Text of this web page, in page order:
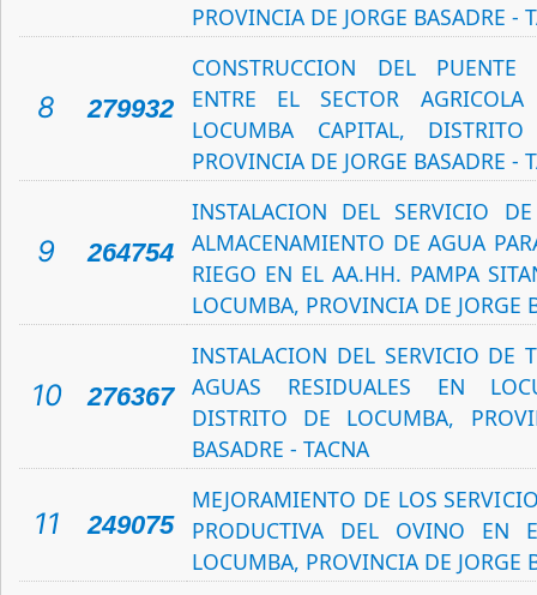
PROVINCIA DE JORGE BASADRE -
8 279932
CONSTRUCCION DEL PUENTE
ENTRE EL SECTOR
LOCUMBA CAPITAL,
PROVINCIA DE JORGE BASADRE -
9 264754
INSTALACION DEL SERVICIO
ALMACENAMIENTO DE AGUA
RIEGO EN EL AA.HH. PAMPA
LOCUMBA, PROVINCIA DE JORGE
10 276367
INSTALACION DEL SERVICIO DE
AGUAS RESIDUALES EN
DISTRITO DE LOCUMBA,
BASADRE - TACNA
11 249075
MEJORAMIENTO DE LOS
PRODUCTIVA DEL OVINO EN
LOCUMBA, PROVINCIA DE JORGE